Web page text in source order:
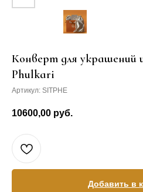
Конверт для украшений
Phulkari
Артикул: SITPHE
10600,00 руб.
Добавить в